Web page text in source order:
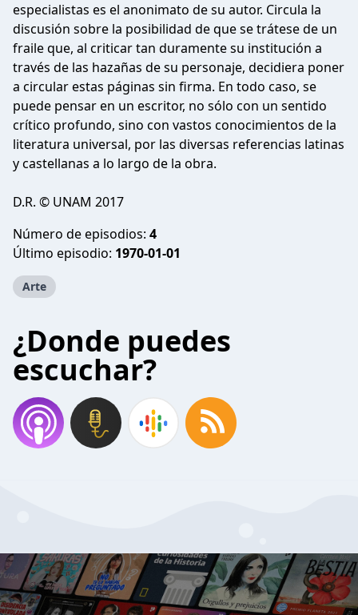
especialistas es el anonimato de su autor. Circula la
discusión sobre la posibilidad de que se trátese de un
fraile que, al criticar tan duramente su institución a
través de las hazañas de su personaje, decidiera poner
a circular estas páginas sin firma. En todo caso, se
puede pensar en un escritor, no sólo con un sentido
crítico profundo, sino con vastos conocimientos de la
literatura universal, por las diversas referencias latinas
y castellanas a lo largo de la obra.
D.R. © UNAM 2017
Número de episodios: 4
Último episodio: 1970-01-01
Arte
¿Donde puedes
escuchar?